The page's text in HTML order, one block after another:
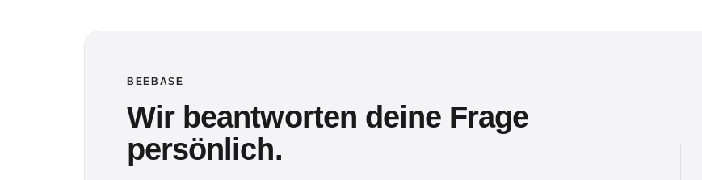
BEEBASE
Wir beantworten deine Frage
persönlich.